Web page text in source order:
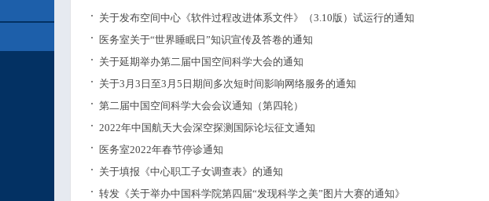
关于发布空间中心《软件过程改进体系文件》（3.10版）试运行的通知
医务室关于“世界睡眠日”知识宣传及答卷的通知
关于延期举办第二届中国空间科学大会的通知
关于3月3日至3月5日期间多次短时间影响网络服务的通知
第二届中国空间科学大会会议通知（第四轮）
2022年中国航天大会深空探测国际论坛征文通知
医务室2022年春节停诊通知
关于填报《中心职工子女调查表》的通知
转发《关于举办中国科学院第四届“发现科学之美”图片大赛的通知》